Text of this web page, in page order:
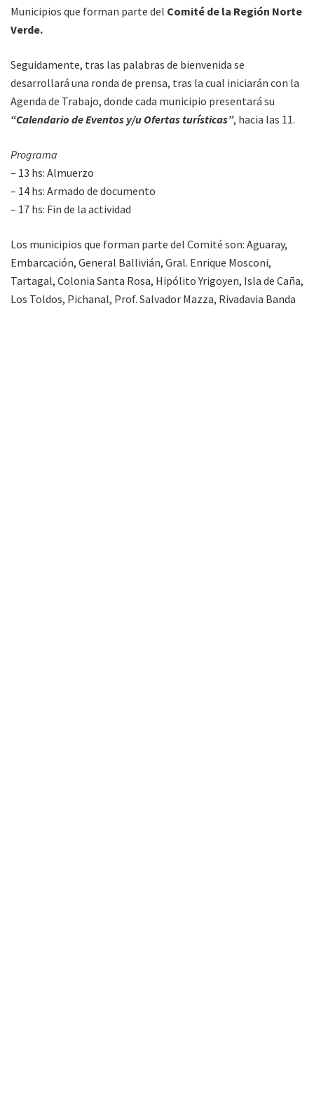
Municipios que forman parte del Comité de la Región Norte
Verde.
Seguidamente, tras las palabras de bienvenida se
desarrollará una ronda de prensa, tras la cual iniciarán con la
Agenda de Trabajo, donde cada municipio presentará su
“Calendario de Eventos y/u Ofertas turísticas”, hacia las 11.
Programa
– 13 hs: Almuerzo
– 14 hs: Armado de documento
– 17 hs: Fin de la actividad
Los municipios que forman parte del Comité son: Aguaray,
Embarcación, General Ballivián, Gral. Enrique Mosconi,
Tartagal, Colonia Santa Rosa, Hipólito Yrigoyen, Isla de Caña,
Los Toldos, Pichanal, Prof. Salvador Mazza, Rivadavia Banda